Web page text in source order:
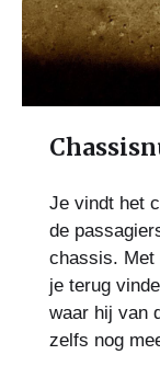
Je vindt het
de
chassis. Met
je terug
waar hij van
zelfs nog